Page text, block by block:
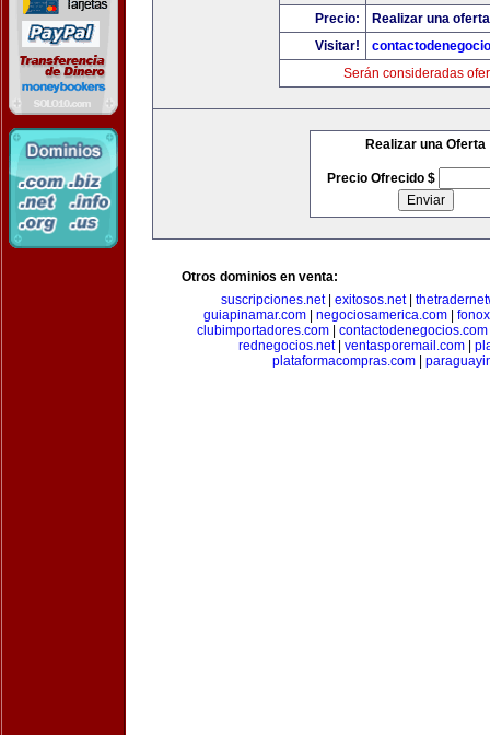
Precio:
Realizar una
Visitar!
Serán consideradas
Realizar una Oferta
Precio Ofrecido $
Otros dominios en venta:
suscripciones.net| exitosos.net|
guiapinamar.com
negociosamerica.com
clubimportadores.com
contactodenegocios.com
rednegocios.net| ventasporemail.com
plataformacompras.com|